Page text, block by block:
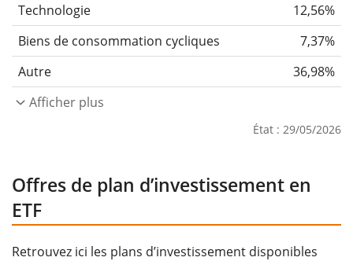
Technologie
12,56%
Biens de consommation cycliques
7,37%
Autre
36,98%
Afficher plus
État : 29/05/2026
Offres de plan d’investissement en
ETF
Retrouvez ici les plans d’investissement disponibles